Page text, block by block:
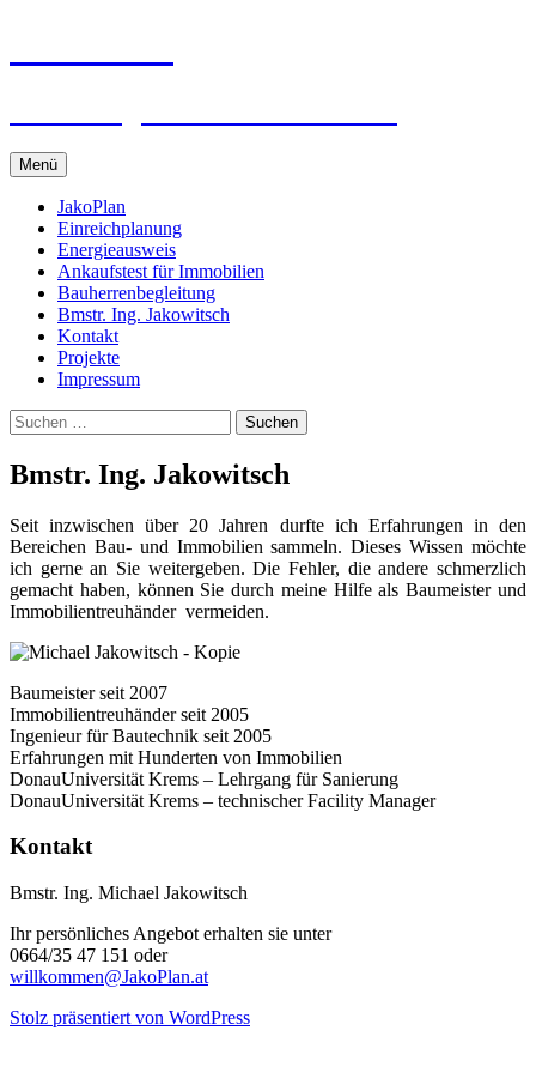
Menü Springe
zum
Inhalt
JakoPlan
Einreichplanung
Energieausweis
Ankaufstest für Immobilien
Bauherrenbegleitung
Bmstr. Ing. Jakowitsch
Kontakt
Projekte
Impressum
Suchen
nach:
Bmstr. Ing. Jakowitsch
Seit inzwischen über 20 Jahren durfte ich Erfahrungen in den
Bereichen Bau- und Immobilien sammeln. Dieses Wissen möchte
ich gerne an Sie weitergeben. Die Fehler, die andere schmerzlich
gemacht haben, können Sie durch meine Hilfe als Baumeister und
Immobilientreuhänder vermeiden.
Baumeister seit 2007
Immobilientreuhänder seit 2005
Ingenieur für Bautechnik seit 2005
Erfahrungen mit Hunderten von Immobilien
DonauUniversität Krems – Lehrgang für Sanierung
DonauUniversität Krems – technischer Facility Manager
Kontakt
Bmstr. Ing. Michael Jakowitsch
Ihr persönliches Angebot erhalten sie unter
0664/35 47 151 oder
willkommen@JakoPlan.at
Stolz präsentiert von WordPress